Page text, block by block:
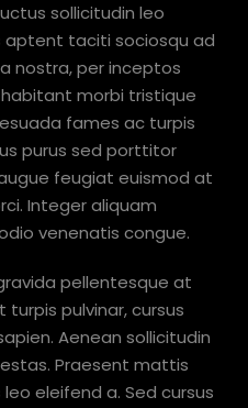
sollicitudin leo
aptent taciti sociosqu ad
nostra, per inceptos
morbi tristique
fames ac turpis
purus sed porttitor
feugiat euismod at
Integer aliquam
venenatis congue.
pellentesque at
pulvinar, cursus
Aenean sollicitudin
Praesent mattis
eleifend a. Sed cursus